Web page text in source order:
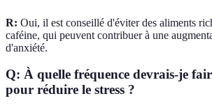
R: Oui, il est conseillé d'éviter des aliments
caféine, qui peuvent contribuer à une
d'anxiété.
Q: À quelle fréquence devrais-je
pour réduire le stress ?